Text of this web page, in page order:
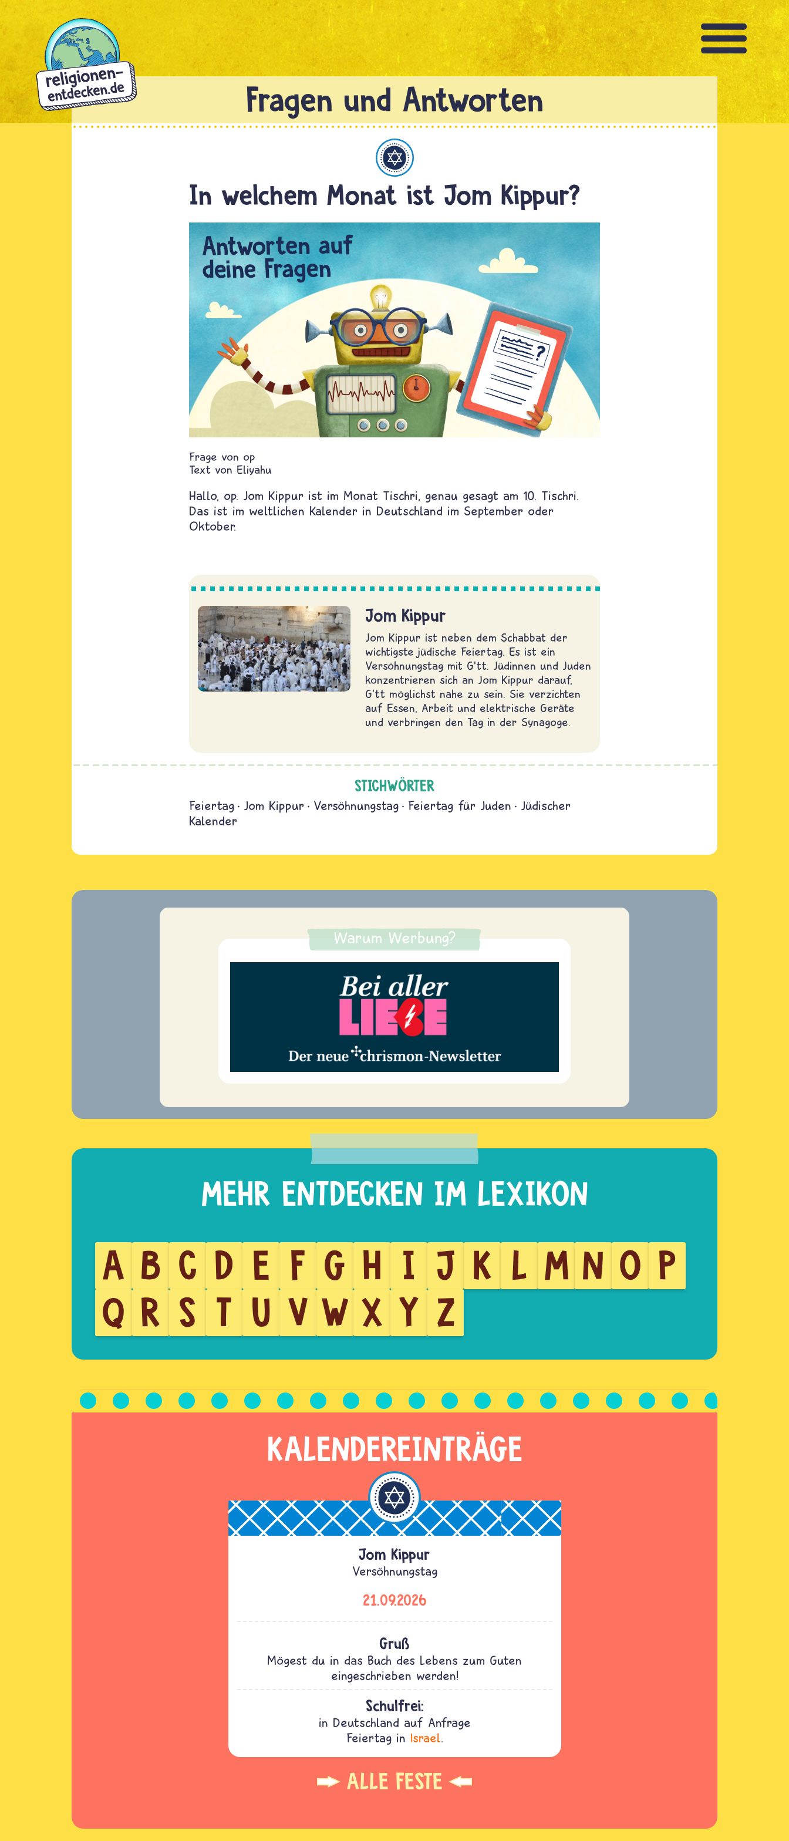
Direkt
In welchem Monat ist Jom Kippur?
op
Text von Eliyahu
Hallo, op. Jom Kippur ist im Monat Tischri, genau gesagt am 10. Tischri.
Das ist im weltlichen Kalender in Deutschland im September oder
Oktober.
Jom Kippur
Jom Kippur ist neben dem Schabbat der
wichtigste jüdische Feiertag. Es ist ein
Versöhnungstag mit G‘tt. Jüdinnen und Juden
konzentrieren sich an Jom Kippur darauf,
G’tt möglichst nahe zu sein. Sie verzichten
auf Essen, Arbeit und elektrische Geräte
und verbringen den Tag in der Synagoge.
STICHWÖRTER
Feiertag Jom Kippur Versöhnungstag Feiertag für Juden
Jüdischer
Kalender
Warum Werbung?
A B C D E F G H I J K L M N O P
Q R S T U V W X Y Z
KALENDEREINTRÄGE
Jom Kippur
Versöhnungstag
21.09.2026
Gruß
Mögest du in das Buch des Lebens zum Guten
eingeschrieben werden!
Schulfrei:
in Deutschland auf Anfrage
Feiertag in Israel.
ALLE FESTE